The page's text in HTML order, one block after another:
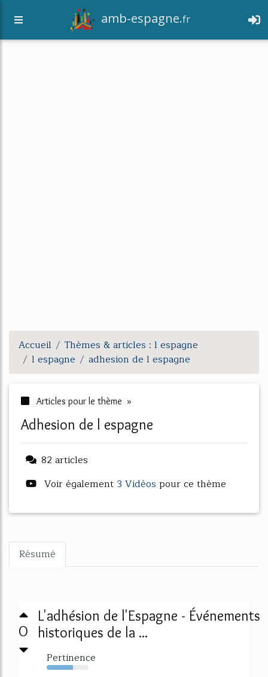
amb-espagne.fr
Accueil
Thèmes & articles : l espagne
l espagne
adhesion de l espagne
Articles pour le thème »
adhesion de l espagne
82 articles
Voir également 3 Vidéos pour ce thème
Résumé
0
L'adhésion de l'Espagne - Événements
historiques de la ...
Pertinence
63%